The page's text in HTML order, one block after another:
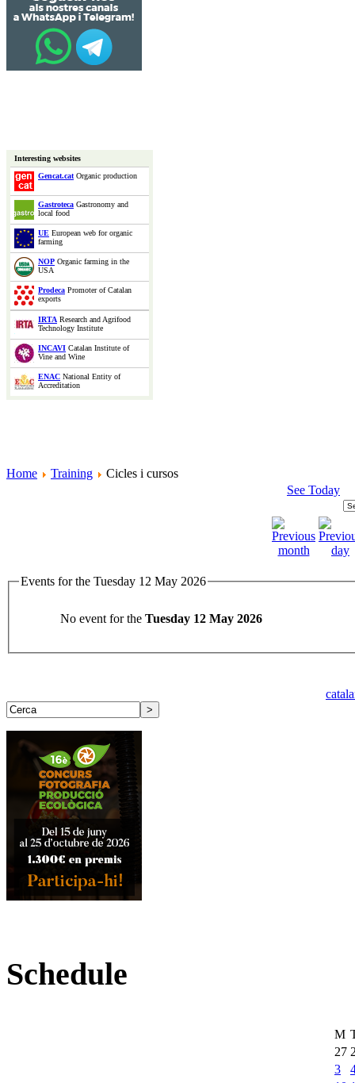
Interesting websites
Gencat.catOrganic production
Gastroteca Gastronomy and
local food
UE European web for organic
farming
NOP Organic farming in the
USA
Prodeca Promoter of Catalan
exports
IRTA Research and Agrifood
Technology Institute
INCAVI Catalan Institute of
Vine and Wine
ENAC National Entity of
Accreditation
Home Training
Cicles i cursos
See Today
Events for the Tuesday 12 May 2026
No event for the Tuesday 12 May 2026
Schedule
M
27
3